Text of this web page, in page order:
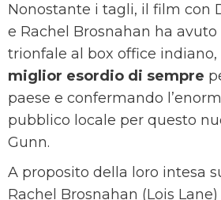
Nonostante i tagli, il film con
e Rachel Brosnahan ha
trionfale al box office indiano,
miglior esordio di sempre
paese e confermando
pubblico locale per questo
Gunn.
A proposito della loro intesa
Rachel Brosnahan (Lois